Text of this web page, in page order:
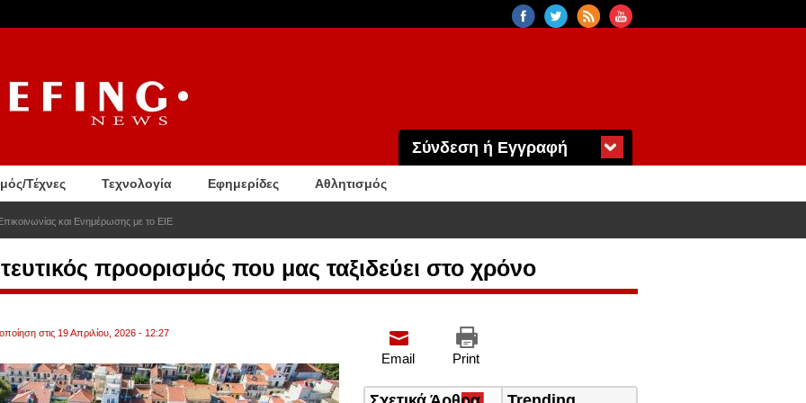
Σύνδεση ή Εγγραφή
Τέχνες Τεχνολογία Εφημερίδες Αθλητισμός
και Ενημέρωσης με το ΕΙΕ
προορισμός που μας ταξιδεύει στο χρόνο
στις 19 Απριλίου, 2026 - 12:27
Print
Email